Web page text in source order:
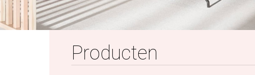
Producten